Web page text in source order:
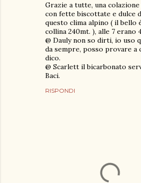
Grazie a tutte, una
con fette biscottate e dulce
questo clima alpino ( il bello
collina 240mt. ), alle 7 erano
@ Dauly non so dirti, io uso
da sempre, posso provare
dico.
@ Scarlett il bicarbonato
Baci.
RISPONDI